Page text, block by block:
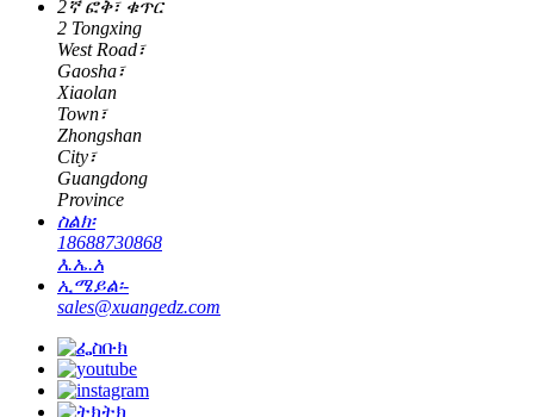
2ኛ ፎቅ፣ ቁጥር
2 Tongxing
West Road፣
Gaosha፣
Xiaolan
Town፣
Zhongshan
City፣
Guangdong
Province
ስልክ፡
18688730868
እ.ኤ.አ
ኢሜይል፡-
sales@xuangedz.com